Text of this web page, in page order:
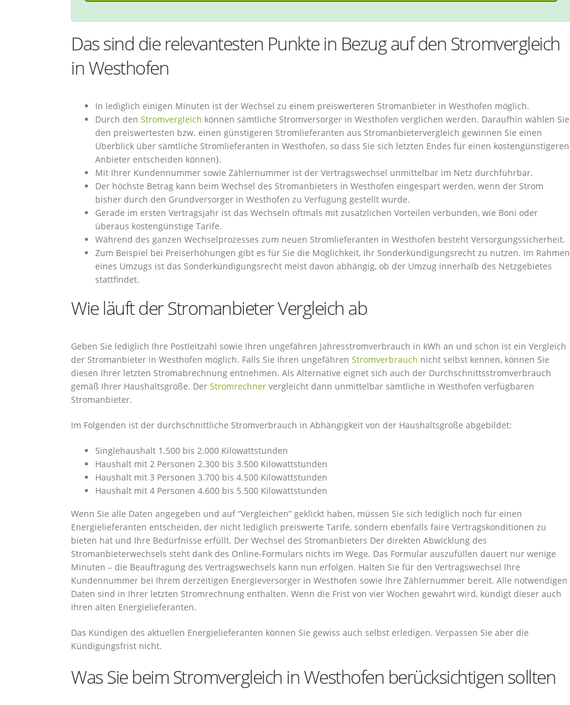
Das sind die relevantesten Punkte in Bezug auf den Stromvergleich
in Westhofen
In lediglich einigen Minuten ist der Wechsel zu einem preiswerteren Stromanbieter in Westhofen möglich.
Durch den Stromvergleich können sämtliche Stromversorger in Westhofen verglichen werden. Daraufhin wählen Sie
den preiswertesten bzw. einen günstigeren Stromlieferanten aus Stromanbietervergleich gewinnen Sie einen
Überblick über sämtliche Stromlieferanten in Westhofen, so dass Sie sich letzten Endes für einen kostengünstigeren
Anbieter entscheiden können}.
Mit Ihrer Kundennummer sowie Zählernummer ist der Vertragswechsel unmittelbar im Netz durchführbar.
Der höchste Betrag kann beim Wechsel des Stromanbieters in Westhofen eingespart werden, wenn der Strom
bisher durch den Grundversorger in Westhofen zu Verfügung gestellt wurde.
Gerade im ersten Vertragsjahr ist das Wechseln oftmals mit zusätzlichen Vorteilen verbunden, wie Boni oder
überaus kostengünstige Tarife.
Während des ganzen Wechselprozesses zum neuen Stromlieferanten in Westhofen besteht Versorgungssicherheit.
Zum Beispiel bei Preiserhöhungen gibt es für Sie die Möglichkeit, Ihr Sonderkündigungsrecht zu nutzen. Im Rahmen
eines Umzugs ist das Sonderkündigungsrecht meist davon abhängig, ob der Umzug innerhalb des Netzgebietes
stattfindet.
Wie läuft der Stromanbieter Vergleich ab
Geben Sie lediglich Ihre Postleitzahl sowie Ihren ungefähren Jahresstromverbrauch in kWh an und schon ist ein Vergleich
der Stromanbieter in Westhofen möglich. Falls Sie Ihren ungefähren Stromverbrauch nicht selbst kennen, können Sie
diesen Ihrer letzten Stromabrechnung entnehmen. Als Alternative eignet sich auch der Durchschnittsstromverbrauch
gemäß Ihrer Haushaltsgröße. Der Stromrechner vergleicht dann unmittelbar sämtliche in Westhofen verfügbaren
Stromanbieter.
Im Folgenden ist der durchschnittliche Stromverbrauch in Abhängigkeit von der Haushaltsgröße abgebildet:
Singlehaushalt 1.500 bis 2.000 Kilowattstunden
Haushalt mit 2 Personen 2.300 bis 3.500 Kilowattstunden
Haushalt mit 3 Personen 3.700 bis 4.500 Kilowattstunden
Haushalt mit 4 Personen 4.600 bis 5.500 Kilowattstunden
Wenn Sie alle Daten angegeben und auf “Vergleichen” geklickt haben, müssen Sie sich lediglich noch für einen
Energielieferanten entscheiden, der nicht lediglich preiswerte Tarife, sondern ebenfalls faire Vertragskonditionen zu
bieten hat und Ihre Bedürfnisse erfüllt. Der Wechsel des Stromanbieters Der direkten Abwicklung des
Stromanbieterwechsels steht dank des Online-Formulars nichts im Wege. Das Formular auszufüllen dauert nur wenige
Minuten – die Beauftragung des Vertragswechsels kann nun erfolgen. Halten Sie für den Vertragswechsel Ihre
Kundennummer bei Ihrem derzeitigen Energieversorger in Westhofen sowie Ihre Zählernummer bereit. Alle notwendigen
Daten sind in Ihrer letzten Stromrechnung enthalten. Wenn die Frist von vier Wochen gewahrt wird, kündigt dieser auch
Ihren alten Energielieferanten.
Das Kündigen des aktuellen Energielieferanten können Sie gewiss auch selbst erledigen. Verpassen Sie aber die
Kündigungsfrist nicht.
Was Sie beim Stromvergleich in Westhofen berücksichtigen sollten